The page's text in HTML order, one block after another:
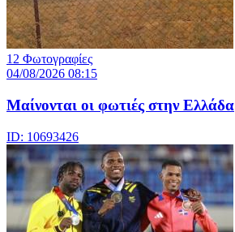
12 Φωτογραφίες
04/08/2026 08:15
Μαίνονται οι φωτιές στην Ελλάδα
ID: 10693426